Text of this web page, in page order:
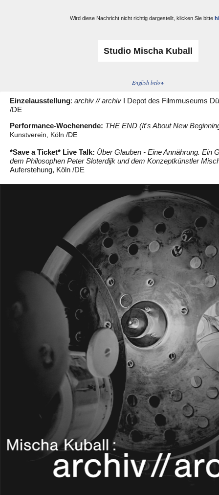
Wird diese Nachricht nicht richtig dargestellt, klicken Sie bitte
Studio Mischa Kuball
English below
Einzelausstellung: archiv // archiv I Depot des Filmmuseums
/DE
Performance-Wochenende: THE END (It's About New
Kunstverein, Köln /DE
*Save a Ticket* Live Talk: Über Glauben - Eine Annährung. Ein
dem Philosophen Peter Sloterdijk und dem Konzeptkünstler
Auferstehung, Köln /DE